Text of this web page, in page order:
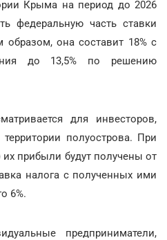
Крыма на период до 2026
федеральную часть ставки
она составит 18% с
до 13,5% по решению
для инвесторов,
полуострова. При
их прибыли будут получены от
налога с полученных ими
6%.
предприниматели,